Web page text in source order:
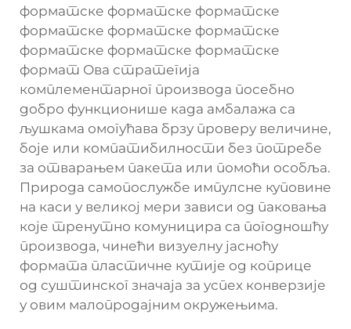
форматске форматске форматске
форматске форматске форматске
форматске форматске форматске
формат Ова стратегија
комплементарног производа посебно
добро функционише када амбалажа са
љушкама омогућава брзу проверу величине,
боје или компатибилности без потребе
за отварањем пакета или помоћи особља.
Природа самопослужбе импулсне куповине
на каси у великој мери зависи од паковања
које тренутно комуницира са погодношћу
производа, чинећи визуелну јасноћу
формата пластичне кутије од коприце
од суштинског значаја за успех конверзије
у овим малопродајним окружењима.